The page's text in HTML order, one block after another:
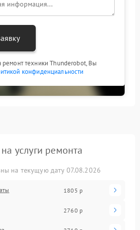
ремонт техники Thunderobot, Вы
конфиденциальности
услуги ремонта
на текущую дату 07.08.2026
1805 р
2760 р